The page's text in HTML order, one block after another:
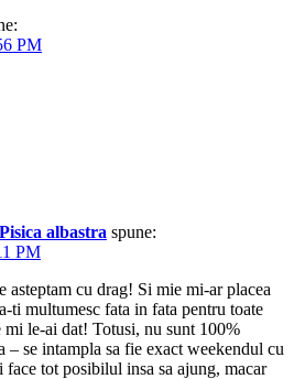
PM
albastra spune:
PM
asteptam cu drag! Si mie mi-ar placea
ti multumesc fata in fata pentru toate
mi le-ai dat! Totusi, nu sunt 100%
– se intampla sa fie exact weekendul cu
face tot posibilul insa sa ajung, macar